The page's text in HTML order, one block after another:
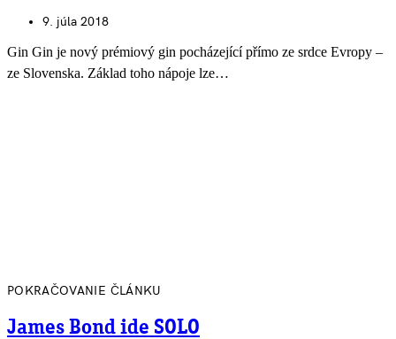
9. júla 2018
Gin Gin je nový prémiový gin pocházející přímo ze srdce Evropy –
ze Slovenska. Základ toho nápoje lze…
POKRAČOVANIE ČLÁNKU
James Bond ide SOLO